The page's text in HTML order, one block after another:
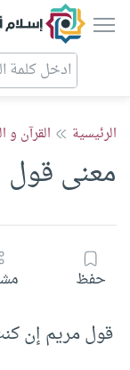
الرئيسية القرآن و
معنى قول
حفظ
قول مريم إن